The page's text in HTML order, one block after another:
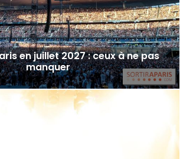
en juillet 2027 : ceux à ne pas
manquer